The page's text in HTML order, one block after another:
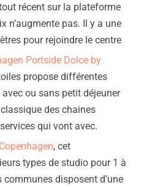
récent sur la plateforme
n’augmente pas. Il y a une
pour rejoindre le centre
Portside Dolce by
propose différentes
ou sans petit déjeuner
des chaines
qui vont avec.
, cet
types de studio pour 1 à
disposent d’une